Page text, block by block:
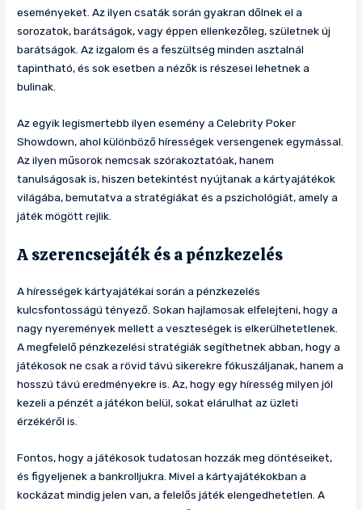
eseményeket. Az ilyen csaták során gyakran dőlnek el a
sorozatok, barátságok, vagy éppen ellenkezőleg, születnek új
barátságok. Az izgalom és a feszültség minden asztalnál
tapintható, és sok esetben a nézők is részesei lehetnek a
bulinak.
Az egyik legismertebb ilyen esemény a Celebrity Poker
Showdown, ahol különböző hírességek versengenek egymással.
Az ilyen műsorok nemcsak szórakoztatóak, hanem
tanulságosak is, hiszen betekintést nyújtanak a kártyajátékok
világába, bemutatva a stratégiákat és a pszichológiát, amely a
játék mögött rejlik.
A szerencsejáték és a pénzkezelés
A hírességek kártyajátékai során a pénzkezelés
kulcsfontosságú tényező. Sokan hajlamosak elfelejteni, hogy a
nagy nyeremények mellett a veszteségek is elkerülhetetlenek.
A megfelelő pénzkezelési stratégiák segíthetnek abban, hogy a
játékosok ne csak a rövid távú sikerekre fókuszáljanak, hanem a
hosszú távú eredményekre is. Az, hogy egy híresség milyen jól
kezeli a pénzét a játékon belül, sokat elárulhat az üzleti
érzékéről is.
Fontos, hogy a játékosok tudatosan hozzák meg döntéseiket,
és figyeljenek a bankrolljukra. Mivel a kártyajátékokban a
kockázat mindig jelen van, a felelős játék elengedhetetlen. A